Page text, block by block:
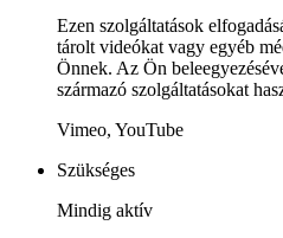
Ezen szolgáltatások
tárolt videókat vagy egyéb
Önnek. Az Ön
származó szolgáltatásokat
Vimeo, YouTube
Szükséges
Mindig aktív